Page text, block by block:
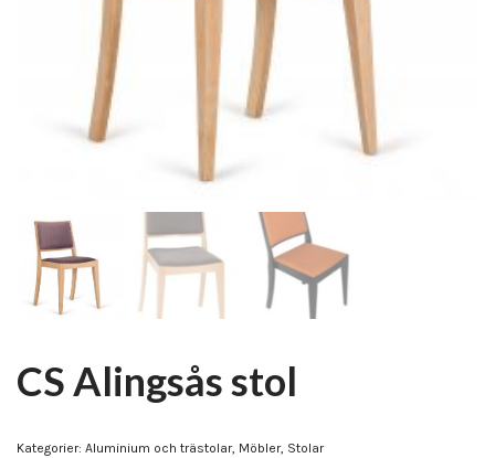
CS Alingsås stol
Kategorier: Aluminium och trästolar, Möbler, Stolar